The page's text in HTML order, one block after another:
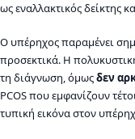
ως εναλλακτικός δείκτης
Ο υπέρηχος παραμένει
προσεκτικά. Η
τη διάγνωση, όμωςδεν
PCOS που εμφανίζουν
τυπική εικόνα στον